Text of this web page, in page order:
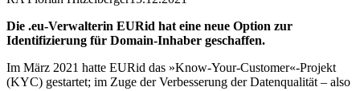
Die .eu-Verwalterin EURid hat eine neue Option zur
Identifizierung für Domain-Inhaber geschaffen.
Im März 2021 hatte EURid das »Know-Your-Customer«-Projekt
(KYC) gestartet; im Zuge der Verbesserung der Datenqualität – also